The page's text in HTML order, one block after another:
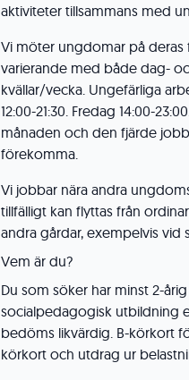
aktiviteter tillsammans med
Vi möter ungdomar på deras
varierande med både dag-
kvällar/vecka. Ungefärliga
12:00-21:30. Fredag 14:00-
månaden och den fjärde
förekomma.
Vi jobbar nära andra
tillfälligt kan flyttas från
andra gårdar, exempelvis vid
Vem är du?
Du som söker har minst 2-
socialpedagogisk utbildning
bedöms likvärdig. B-körkort
körkort och utdrag ur